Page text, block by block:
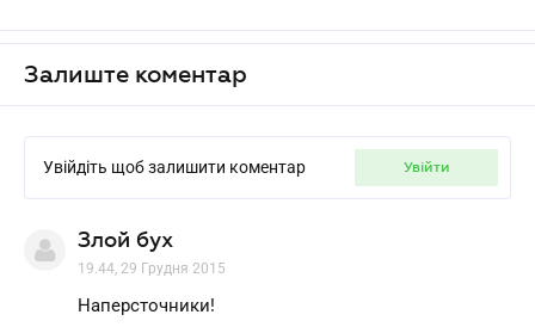
Залиште коментар
Увійдіть щоб залишити коментар увійти
Злой бух
19.44, 29 Грудня 2015
Наперсточники!